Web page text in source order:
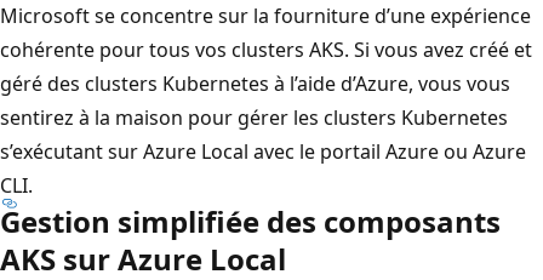
Microsoft se concentre sur la fourniture d’une expérience
cohérente pour tous vos clusters AKS. Si vous avez créé et
géré des clusters Kubernetes à l’aide d’Azure, vous vous
sentirez à la maison pour gérer les clusters Kubernetes
s’exécutant sur Azure Local avec le portail Azure ou Azure
CLI.
Gestion simplifiée des composants
AKS sur Azure Local